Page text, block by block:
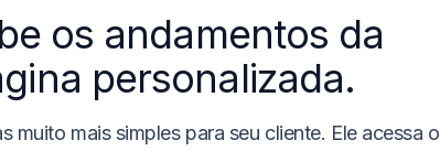
os andamentos da
personalizada.
muito mais simples para seu cliente. Ele acessa o